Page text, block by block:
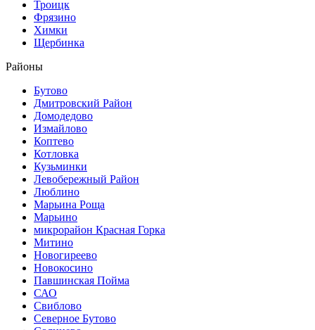
Троицк
Фрязино
Химки
Щербинка
Районы
Бутово
Дмитровский Район
Домодедово
Измайлово
Коптево
Котловка
Кузьминки
Левобережный Район
Люблино
Марьина Роща
Марьино
микрорайон Красная Горка
Митино
Новогиреево
Новокосино
Павшинская Пойма
САО
Свиблово
Северное Бутово